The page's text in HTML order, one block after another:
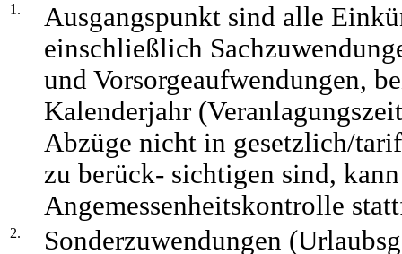
1.
Ausgangspunkt sind alle
einschließlich
und Vorsorgeaufwendungen,
Kalenderjahr
Abzüge nicht in gesetzlich/
zu berück- sichtigen sind,
Angemessenheitskontrolle
2.
Sonderzuwendungen